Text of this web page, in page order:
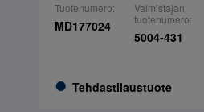
Tuotenumero:
MD177024
Tehdastilaustuote
Valmistajan
tuotenumero:
5004-431